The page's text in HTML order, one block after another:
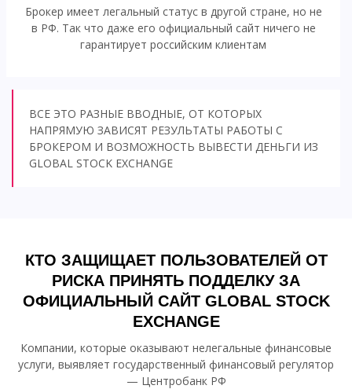
Брокер имеет легальный статус в другой стране, но не
в РФ. Так что даже его официальный сайт ничего не
гарантирует российским клиентам
ВСЕ ЭТО РАЗНЫЕ ВВОДНЫЕ, ОТ КОТОРЫХ
НАПРЯМУЮ ЗАВИСЯТ РЕЗУЛЬТАТЫ РАБОТЫ С
БРОКЕРОМ И ВОЗМОЖНОСТЬ ВЫВЕСТИ ДЕНЬГИ ИЗ
GLOBAL STOCK EXCHANGE
КТО ЗАЩИЩАЕТ ПОЛЬЗОВАТЕЛЕЙ ОТ
РИСКА ПРИНЯТЬ ПОДДЕЛКУ ЗА
ОФИЦИАЛЬНЫЙ САЙТ GLOBAL STOCK
EXCHANGE
Компании, которые оказывают нелегальные финансовые
услуги, выявляет государственный финансовый регулятор
— Центробанк РФ